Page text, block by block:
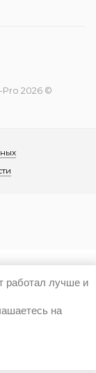
2026 ©
работал лучше и
на